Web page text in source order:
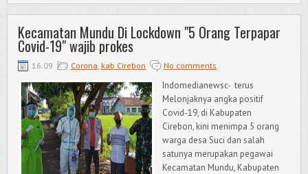
Kecamatan Mundu Di Lockdown "5 Orang Terpapar
Covid-19" wajib prokes
16.09 Corona, kab Cirebon No comments
Indomedianewsc- terus
Melonjaknya angka positif
Covid-19, di Kabupaten
Cirebon, kini menimpa 5 orang
warga desa Suci dan salah
satunya merupakan pegawai
Kecamatan Mundu, Kabupaten